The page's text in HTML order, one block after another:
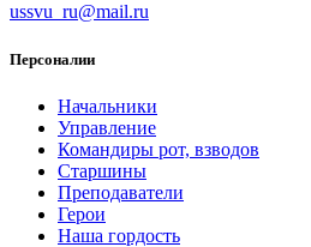
ussvu_ru@mail.ru
Персоналии
Начальники
Управление
Командиры рот, взводов
Старшины
Преподаватели
Герои
Наша гордость